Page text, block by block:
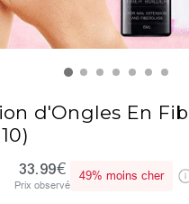
d'Ongles En
33.99€
Prix observé
49% moins cher